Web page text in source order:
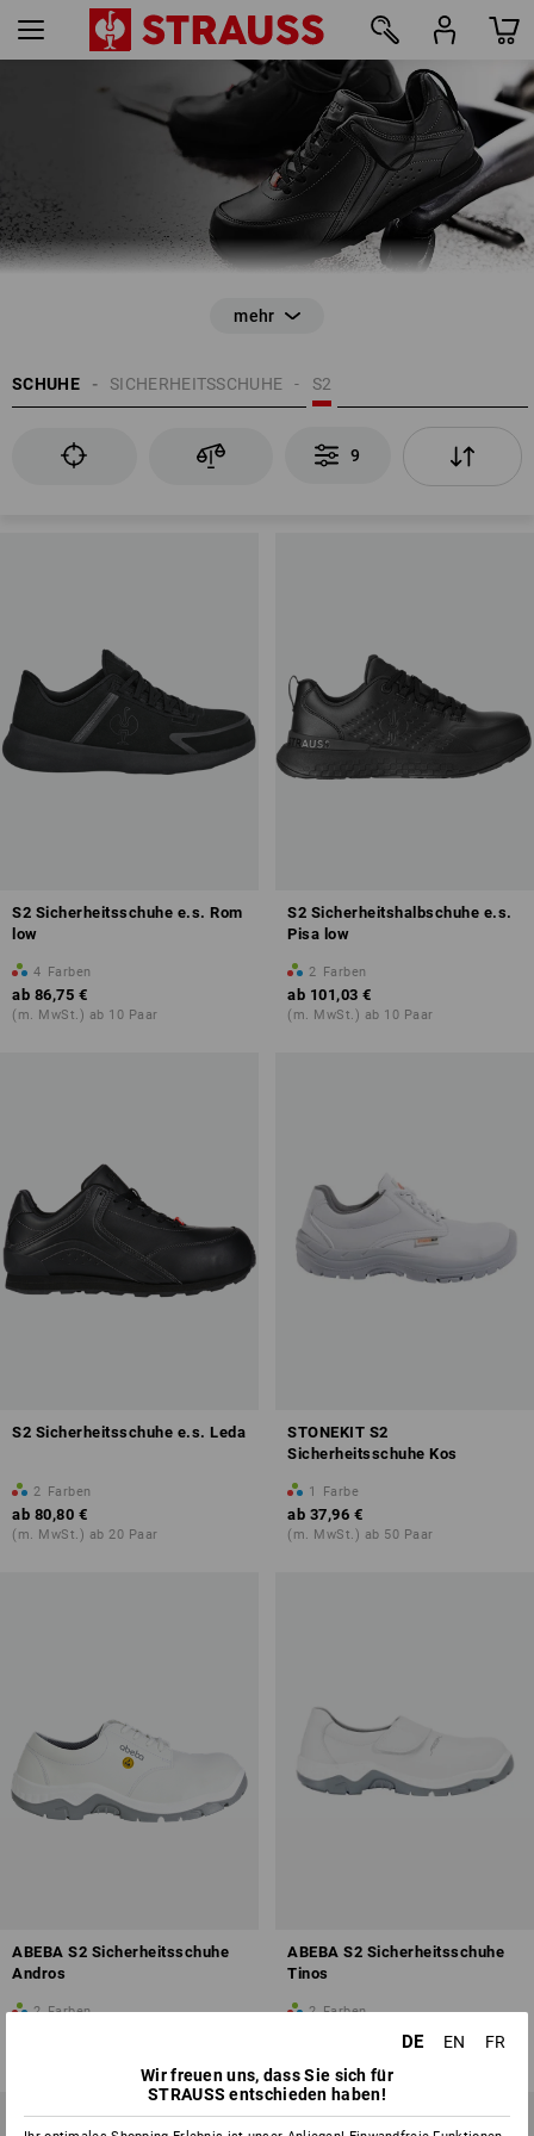
SICHERHEITSSCHUHE S2
mind. 60 Min. kein Wasserdurchtritt
Rutschhemmung
Übersicht der Schutzklassen
SCHUHE S2
SICHERHEITSSCHUHE
9
9
S2 Sicherheitsschuhe e.s. Rom
low
4 Farben
ab 86,75 €
(m. MwSt.) ab 10 Paar
S2 Sicherheitshalbschuhe e.s.
Pisa low
2 Farben
ab 101,03 €
(m. MwSt.) ab 10 Paar
S2 Sicherheitsschuhe e.s. Leda
2 Farben
ab 80,80 €
(m. MwSt.) ab 20 Paar
STONEKIT S2
Sicherheitsschuhe Kos
1 Farbe
ab 37,96 €
(m. MwSt.) ab 50 Paar
ABEBA S2 Sicherheitsschuhe
Andros
2 Farben
ABEBA S2 Sicherheitsschuhe
Tinos
2 Farben
DE EN
FR
Wir freuen uns, dass Sie sich für
STRAUSS entschieden haben!